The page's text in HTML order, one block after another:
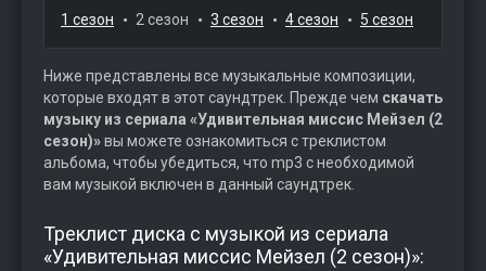
1 сезон
2 сезон 3 сезон 4 сезон 5 сезон
Ниже представлены все музыкальные композиции,
которые входят в этот саундтрек. Прежде чем скачать
музыку из сериала «Удивительная миссис Мейзел (2
сезон)»вы можете ознакомиться с треклистом
альбома, чтобы убедиться, что mp3 с необходимой
вам музыкой включен в данный саундтрек.
Треклист диска с музыкой из сериала
«Удивительная миссис Мейзел (2 сезон)»: